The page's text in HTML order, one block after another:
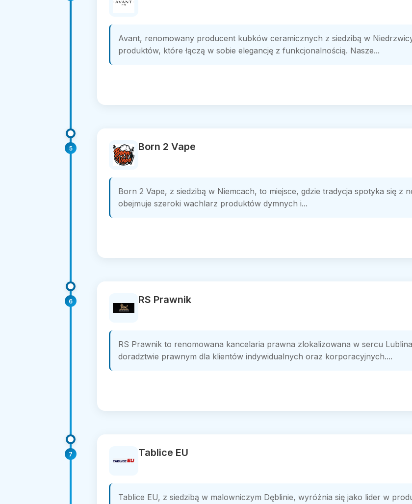
Avant, renomowany producent kubków ceramicznych z siedzibą w
produktów, które łączą w sobie elegancję z funkcjonalnością. Nasze...
5 Born 2 Vape
Born 2 Vape, z siedzibą w Niemcach, to miejsce, gdzie tradycja spotyka się z
obejmuje szeroki wachlarz produktów dymnych i...
6 RS Prawnik
RS Prawnik to renomowana kancelaria prawna zlokalizowana w sercu
doradztwie prawnym dla klientów indywidualnych oraz korporacyjnych....
7 Tablice EU
Tablice EU, z siedzibą w malowniczym Dęblinie, wyróżnia się jako lider w